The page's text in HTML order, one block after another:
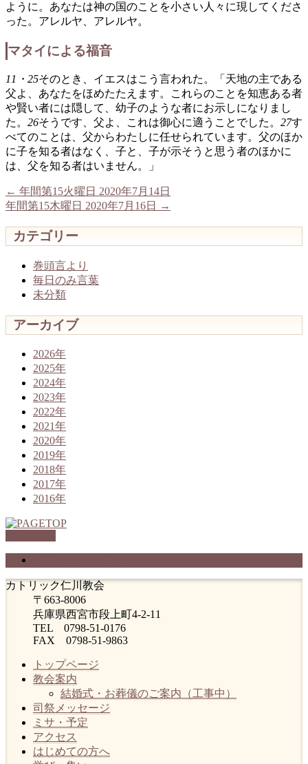
ように。あなたは神の国のことを小さい人々に現してくださ
った。アレルヤ、アレルヤ。
マタイによる福音
11・25そのとき、イエスはこう言われた。「天地の主である
父よ、あなたをほめたたえます。これらのことを知恵ある者
や賢い者には隠して、幼子のような者にお示しになりまし
た。 26そうです、父よ、これは御心に適うことでした。 27す
べてのことは、父からわたしに任せられています。父のほか
に子を知る者はなく、子と、子が示そうと思う者のほかに
は、父を知る者はいません。」
← 年間第15火曜日 2020年7月14日
年間第15木曜日 2020年7月16日
→
カテゴリー
巻頭言より
毎日のみ言葉
未分類
アーカイブ
2026年
2025年
2024年
2023年
2022年
2021年
2020年
2019年
2018年
2017年
2016年
カトリック仁川教会
〒663-8006
兵庫県西宮市段上町4-2-11
TEL 0798-51-0176
FAX 0798-51-9863
トップページ
教会案内
結婚式・お葬儀のご案内（工事中）
司祭メッセージ
ミサ・予定
アクセス
はじめての方へ